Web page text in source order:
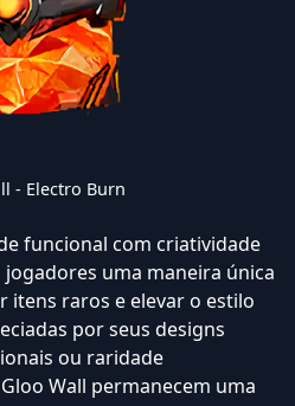
- Electro Burn
funcional com criatividade
uma maneira única
itens raros e elevar o estilo
por seus designs
ou raridade
Wall permanecem uma